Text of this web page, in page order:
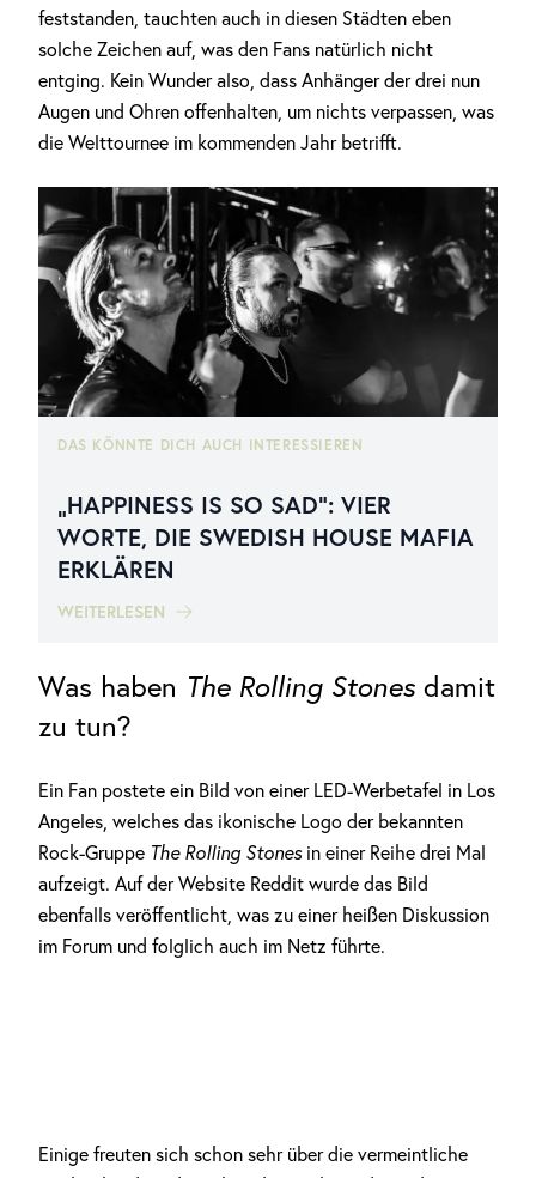
feststanden, tauchten auch in diesen Städten eben
solche Zeichen auf, was den Fans natürlich nicht
entging. Kein Wunder also, dass Anhänger der drei nun
Augen und Ohren offenhalten, um nichts verpassen, was
die Welttournee im kommenden Jahr betrifft.
DAS KÖNNTE DICH AUCH INTERESSIEREN
„HAPPINESS IS SO SAD“: VIER
WORTE, DIE SWEDISH HOUSE MAFIA
ERKLÄREN
WEITERLESEN
Was haben The Rolling Stones damit
zu tun?
Ein Fan postete ein Bild von einer LED-Werbetafel in Los
Angeles, welches das ikonische Logo der bekannten
Rock-Gruppe The Rolling Stonesin einer Reihe drei Mal
aufzeigt. Auf der Website Reddit wurde das Bild
ebenfalls veröffentlicht, was zu einer heißen Diskussion
im Forum und folglich auch im Netz führte.
Einige freuten sich schon sehr über die vermeintliche